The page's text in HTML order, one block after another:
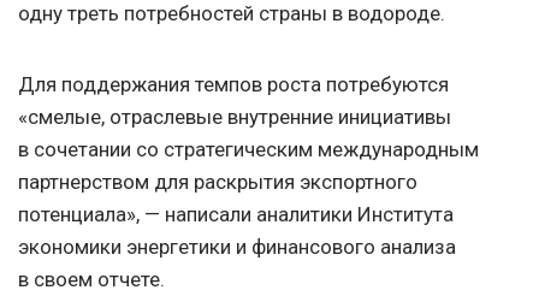
одну треть потребностей страны в водороде.
Для поддержания темпов роста потребуются
«смелые, отраслевые внутренние инициативы
в сочетании со стратегическим международным
партнерством для раскрытия экспортного
потенциала», — написали аналитики Института
экономики энергетики и финансового анализа
в своем отчете.